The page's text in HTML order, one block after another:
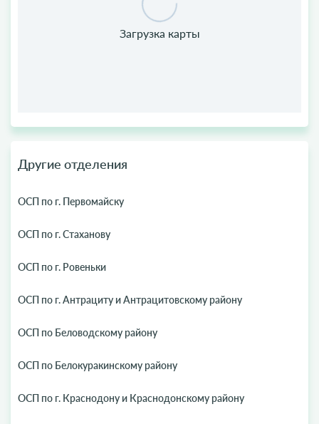
Другие отделения
ОСП по г. Первомайску
ОСП по г. Стаханову
ОСП по г. Ровеньки
ОСП по г. Антрациту и Антрацитовскому району
ОСП по Беловодскому району
ОСП по Белокуракинскому району
ОСП по г. Краснодону и Краснодонскому району